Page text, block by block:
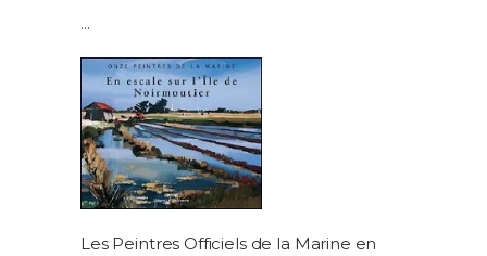
Les Peintres Officiels de la Marine en